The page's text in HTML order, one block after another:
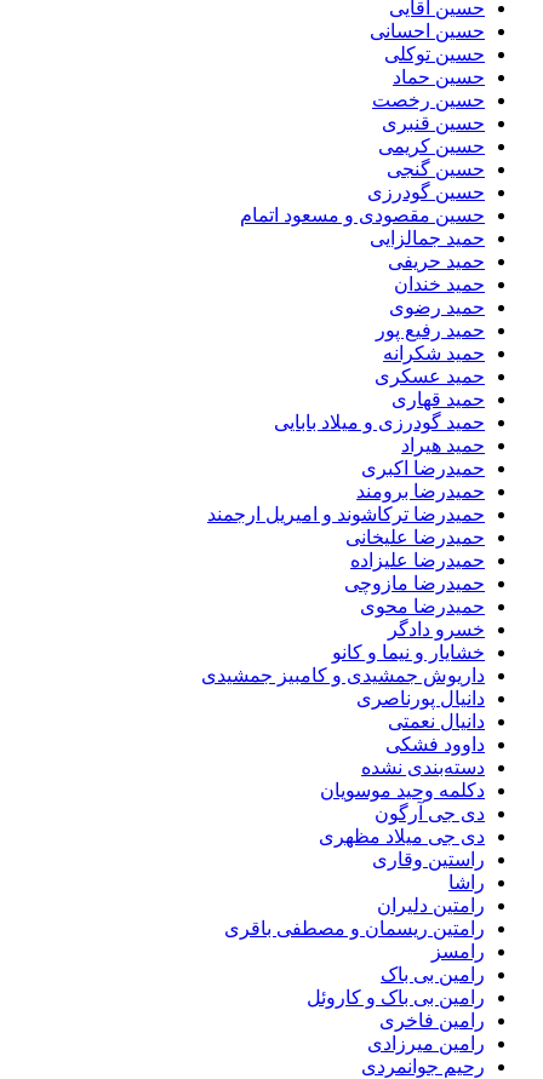
حسین آقایی
حسین احسانی
حسین توکلی
حسین حماد
حسین رخصت
حسین قنبری
حسین کریمی
حسین گنجی
حسین گودرزی
حسین مقصودی و مسعود اتمام
حمید جمالزایی
حمید حریفی
حمید خندان
حمید رضوی
حمید رفیع پور
حمید شکرانه
حمید عسکری
حمید قهاری
حمید گودرزی و میلاد بابایی
حمید هیراد
حمیدرضا اکبری
حمیدرضا برومند
حمیدرضا ترکاشوند و امیریل ارجمند
حمیدرضا علیخانی
حمیدرضا علیزاده
حمیدرضا مازوچی
حمیدرضا محوی
خسرو دادگر
خشایار و نیما و کانو
داریوش جمشیدی و کامبیز جمشیدی
دانیال پورناصری
دانیال نعمتی
داوود فشکی
دسته‌بندی نشده
دکلمه وحید موسویان
دی جی آرگون
دی جی میلاد مظهری
راستین وقاری
راشا
رامتین دلیران
رامتین ریسمان و مصطفی باقری
رامسز
رامین بی باک
رامین بی باک و کاروئل
رامین فاخری
رامین میرزادی
رحیم جوانمردی